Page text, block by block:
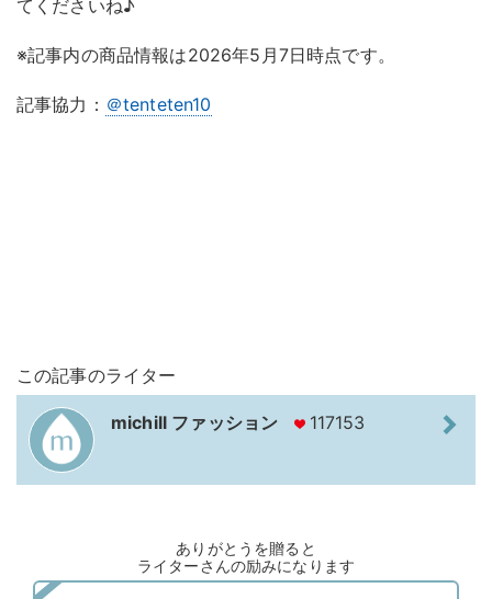
てくださいね♪
※記事内の商品情報は2026年5月7日時点です。
記事協力： ＠tenteten10
この記事のライター
michill ファッション 117153
ありがとうを贈ると
ライターさんの励みになります